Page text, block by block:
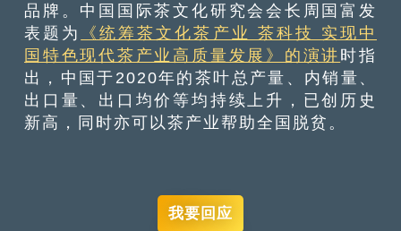
品牌。中国国际茶文化研究会会长周国富发
表题为
《统筹茶文化茶产业 茶科技 实现中
国特色现代茶产业高质量发展》的演讲时指
出，中国于2020年的茶叶总产量、内销量、
出口量、出口均价等均持续上升，已创历史
新高，同时亦可以茶产业帮助全国脱贫。
我要回应